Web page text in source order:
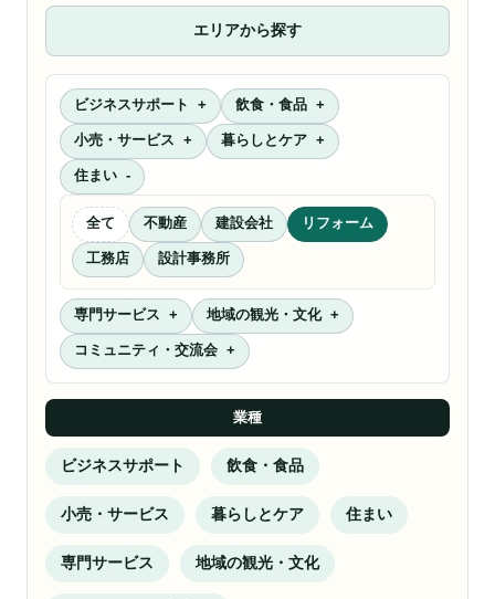
エリアから探す
ビジネスサポート 飲食・食品
小売・サービス 暮らしとケア
住まい
全て 不動産 建設会社 リフォーム
工務店 設計事務所
専門サービス 地域の観光・文化
コミュニティ・交流会
業種
ビジネスサポート 飲食・食品
小売・サービス 暮らしとケア 住まい
専門サービス 地域の観光・文化